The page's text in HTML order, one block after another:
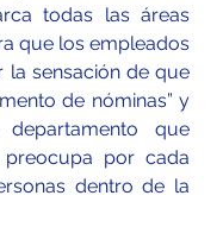
todas las áreas
que los empleados
la sensación de que
de nóminas” y
que
preocupa por cada
dentro de la